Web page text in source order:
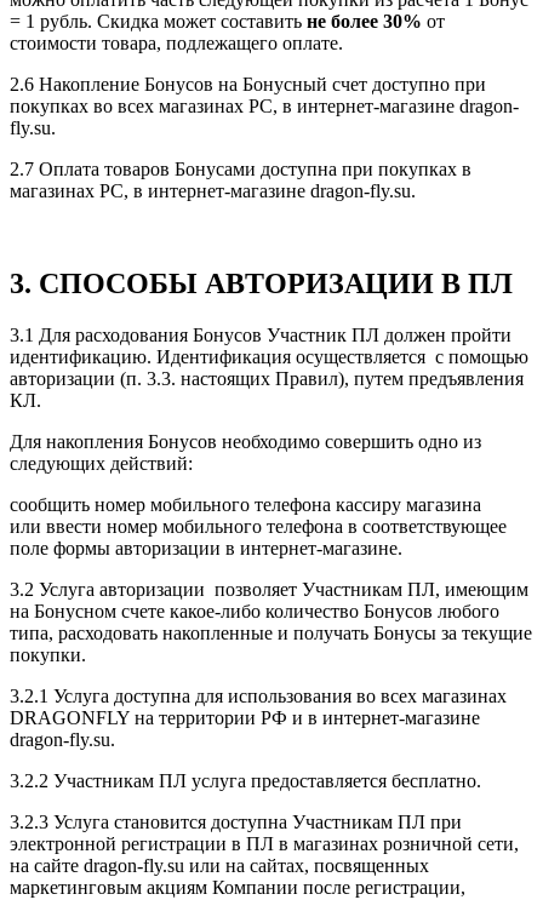
= 1 рубль. Скидка может составить не более 30% от
стоимости товара, подлежащего оплате.
2.6 Накопление Бонусов на Бонусный счет доступно при
покупках во всех магазинах РС, в интернет-магазине dragon-
fly.su.
2.7 Оплата товаров Бонусами доступна при покупках в
магазинах РС, в интернет-магазине dragon-fly.su.
3. СПОСОБЫ АВТОРИЗАЦИИ В ПЛ
3.1 Для расходования Бонусов Участник ПЛ должен пройти
идентификацию. Идентификация осуществляется с помощью
авторизации (п. 3.3. настоящих Правил), путем предъявления
КЛ.
Для накопления Бонусов необходимо совершить одно из
следующих действий:
сообщить номер мобильного телефона кассиру магазина
или ввести номер мобильного телефона в соответствующее
поле формы авторизации в интернет-магазине.
3.2 Услуга авторизации позволяет Участникам ПЛ, имеющим
на Бонусном счете какое-либо количество Бонусов любого
типа, расходовать накопленные и получать Бонусы за текущие
покупки.
3.2.1 Услуга доступна для использования во всех магазинах
DRAGONFLY на территории РФ и в интернет-магазине
dragon-fly.su.
3.2.2 Участникам ПЛ услуга предоставляется бесплатно.
3.2.3 Услуга становится доступна Участникам ПЛ при
электронной регистрации в ПЛ в магазинах розничной сети,
на сайте dragon-fly.su или на сайтах, посвященных
маркетинговым акциям Компании после регистрации,